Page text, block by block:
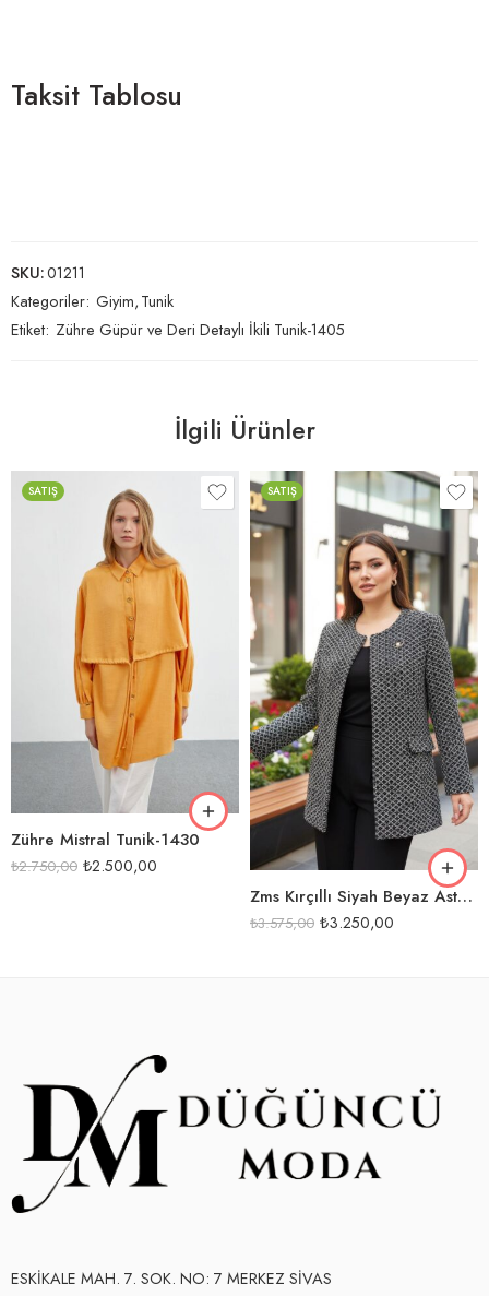
Taksit Tablosu
SKU:01211
Kategoriler: Giyim,Tunik
Etiket: Zühre Güpür ve Deri Detaylı İkili Tunik-1405
İlgili Ürünler
SATIŞ
Zühre Mistral Tunik-1430
₺2.750,00 ₺2.500,00
BEJ
KAVUNİÇİ
SATIŞ
Zms Kırçıllı Siyah Beyaz Astarlı Tek Ceket-2517
₺3.575,00 ₺3.250,00
SİYAH
ESKİKALE MAH. 7. SOK. NO: 7 MERKEZ SİVAS